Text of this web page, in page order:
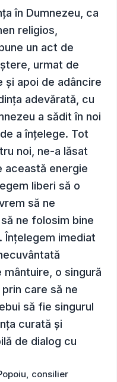
în Dumnezeu, ca
religios,
un act de
urmat de
și apoi de adâncire
adevărată, cu
a sădit în noi
a înțelege. Tot
noi, ne-a lăsat
această energie
liberi să o
să ne
ne folosim bine
Înțelegem imediat
o singură
care să ne
să fie singurul
curată și
de dialog cu
consilier